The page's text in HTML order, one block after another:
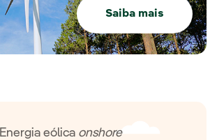
Saiba mais
Energia eólica onshore